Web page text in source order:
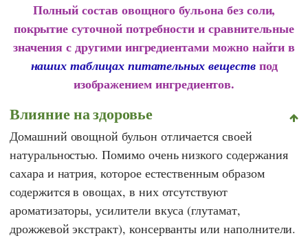
Полный состав овощного бульона без соли,
покрытие суточной потребности и сравнительные
значения с другими ингредиентами можно найти в
наших таблицах питательных веществпод
изображением ингредиентов.
Влияние на здоровье
Домашний овощной бульон отличается своей
натуральностью. Помимо очень низкого содержания
сахара и натрия, которое естественным образом
содержится в овощах, в них отсутствуют
ароматизаторы, усилители вкуса (глутамат,
дрожжевой экстракт), консерванты или наполнители.